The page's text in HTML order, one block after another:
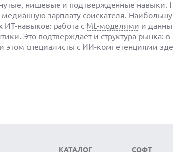
нишевые и подтвержденные навыки.
зарплату соискателя.
ИТ-навыков: работа с ML-моделями и
Это подтверждает и структура рынка:
этом специалисты с ИИ-компетенциями
КАТАЛОГ СОФТ